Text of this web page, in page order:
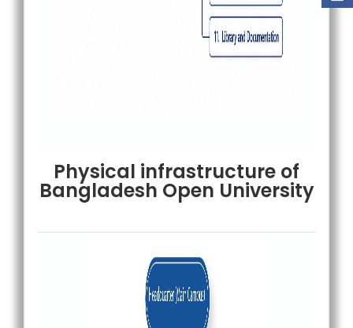
Physical infrastructure of
Bangladesh Open University